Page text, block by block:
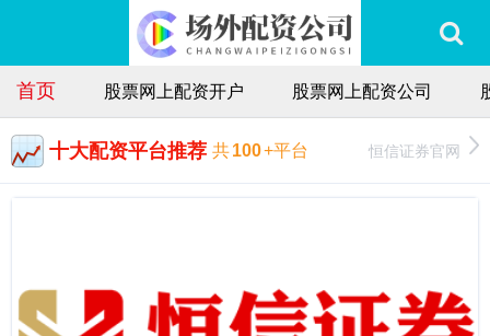
首页 股票网上配资开户 股票网上配资公司
十大配资平台推荐 共100+平台 恒信证券官网